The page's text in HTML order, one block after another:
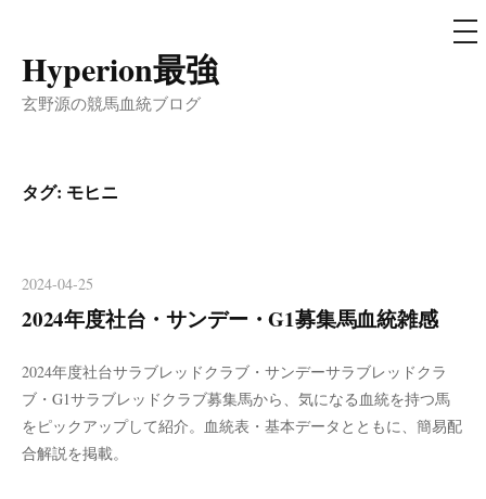
コ
ン
ツ
へ
ッ
プ
Hyperion最強
玄野源の競馬血統ブログ
メ
ニ
タグ: モヒニ
2024-04-25
2024年度社台・サンデー・G1募集馬血統雑感
2024年度社台サラブレッドクラブ・サンデーサラブレッドクラ
ブ・G1サラブレッドクラブ募集馬から、気になる血統を持つ馬
をピックアップして紹介。血統表・基本データとともに、簡易配
合解説を掲載。